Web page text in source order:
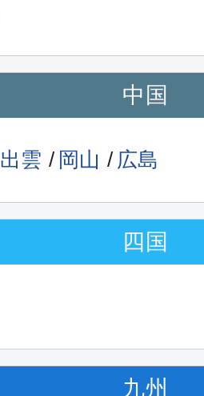
中国
出雲 岡山 広島
四国
九州